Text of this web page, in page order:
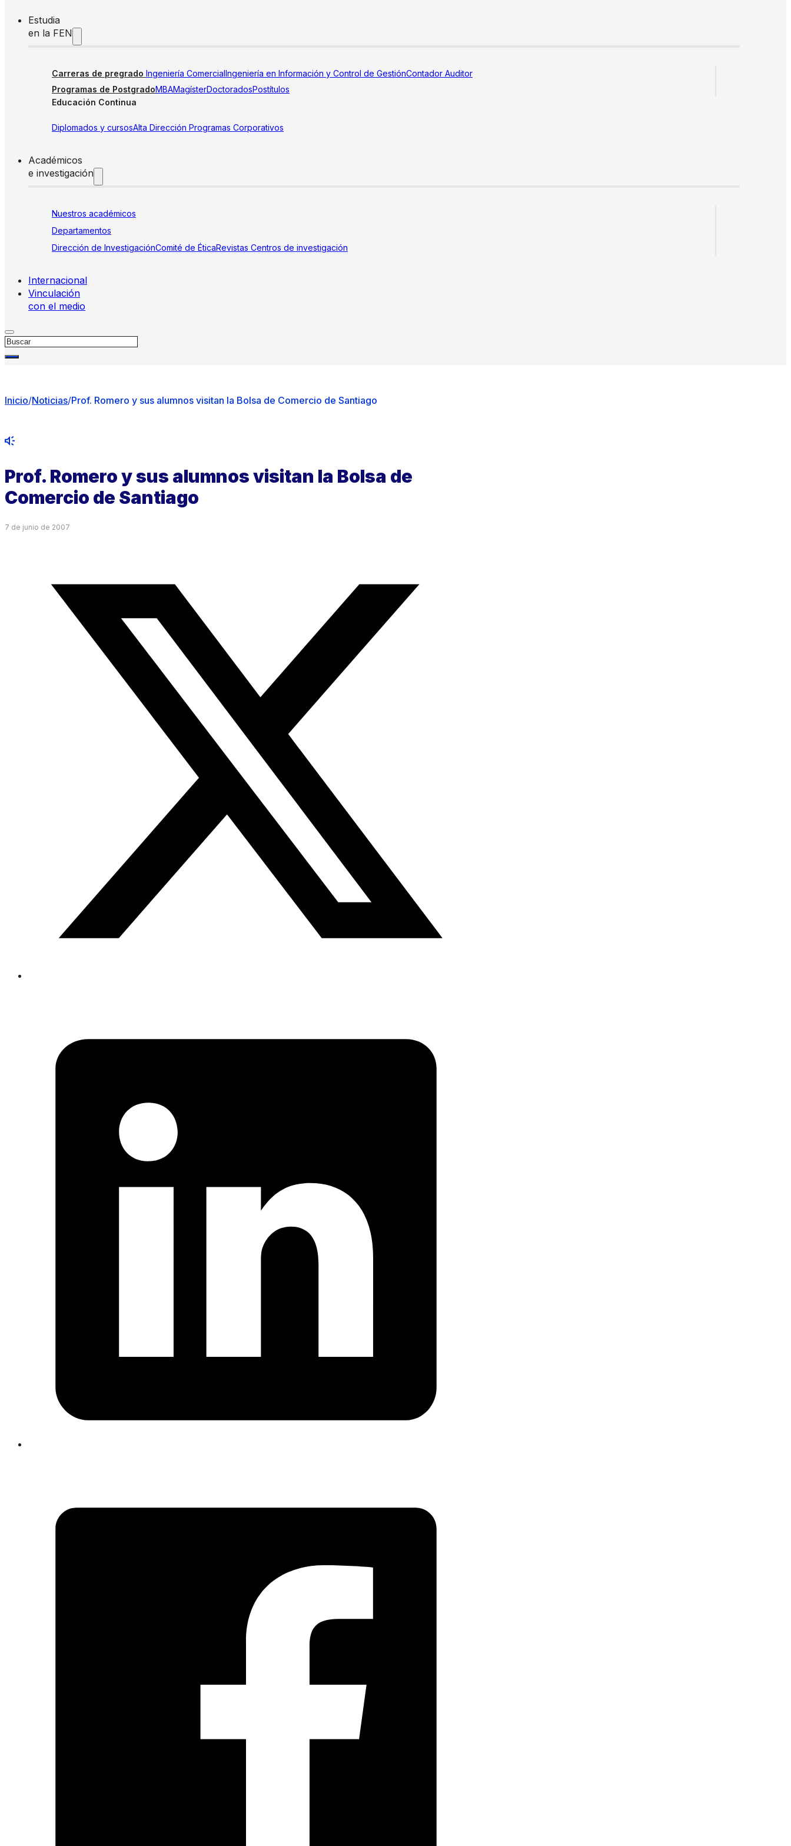
Estudia
en la FEN
Carreras de pregrado Ingeniería ComercialIngeniería en Información y Control de GestiónContador Auditor
Programas de PostgradoMBAMagísterDoctoradosPostítulos
Educación Continua
Diplomados y cursosAlta Dirección Programas Corporativos
Académicos
e investigación
Nuestros académicos
Departamentos
Dirección de InvestigaciónComité de ÉticaRevistas Centros de investigación
Internacional
Vinculación
con el medio
Buscar
Inicio/Noticias/Prof. Romero y sus alumnos visitan la Bolsa de Comercio de Santiago
Prof. Romero y sus alumnos visitan la Bolsa de
Comercio de Santiago
7 de junio de 2007